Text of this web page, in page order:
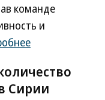
команде
и
Сирии